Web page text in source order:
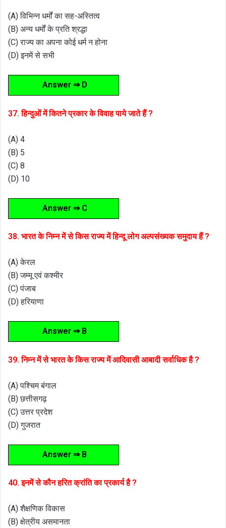
(A) विभिन्न धर्मों का सह-अस्तित्व
(B) अन्य धर्मों के प्रति श्रद्धा
(C) राज्य का अपना कोई धर्म न होना
(D) इनमें से सभी
Answer ⇒ D
37. हिन्दुओं में कितने प्रकार के विवाह पाये जाते हैं ?
(A) 4
(B) 5
(C) 8
(D) 10
Answer ⇒ C
38. भारत के निम्न में से किस राज्य में हिन्दू लोग अल्पसंख्यक समुदाय हैं ?
(A) केरल
(B) जम्मू एवं कश्मीर
(C) पंजाब
(D) हरियाणा
Answer ⇒ B
39. निम्न में से भारत के किस राज्य में आदिवासी आबादी सर्वाधिक है ?
(A) पश्चिम बंगाल
(B) छत्तीसगढ़
(C) उत्तर प्रदेश
(D) गुजरात
Answer ⇒ B
40. इनमें से कौन हरित क्रांति का प्रकार्य है ?
(A) शैक्षणिक विकास
(B) क्षेत्रीय असमानता